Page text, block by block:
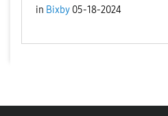
in Bixby 05-18-2024